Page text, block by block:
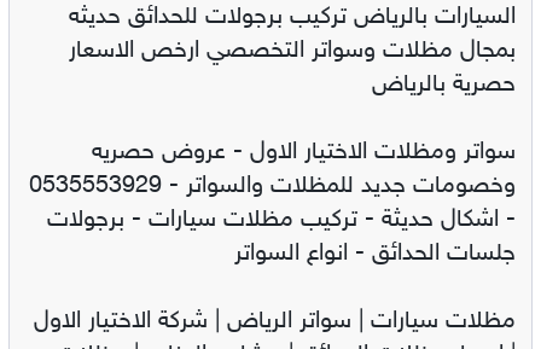
السيارات بالرياض تركيب برجولات للحدائق حديثه
بمجال مظلات وسواتر التخصصي ارخص الاسعار
حصرية بالرياض
سواتر ومظلات الاختيار الاول - عروض حصريه
وخصومات جديد للمظلات والسواتر - 0535553929
- اشكال حديثة - تركيب مظلات سيارات - برجولات
جلسات الحدائق - انواع السواتر
مظلات سيارات | سواتر الرياض | شركة الاختيار الاول